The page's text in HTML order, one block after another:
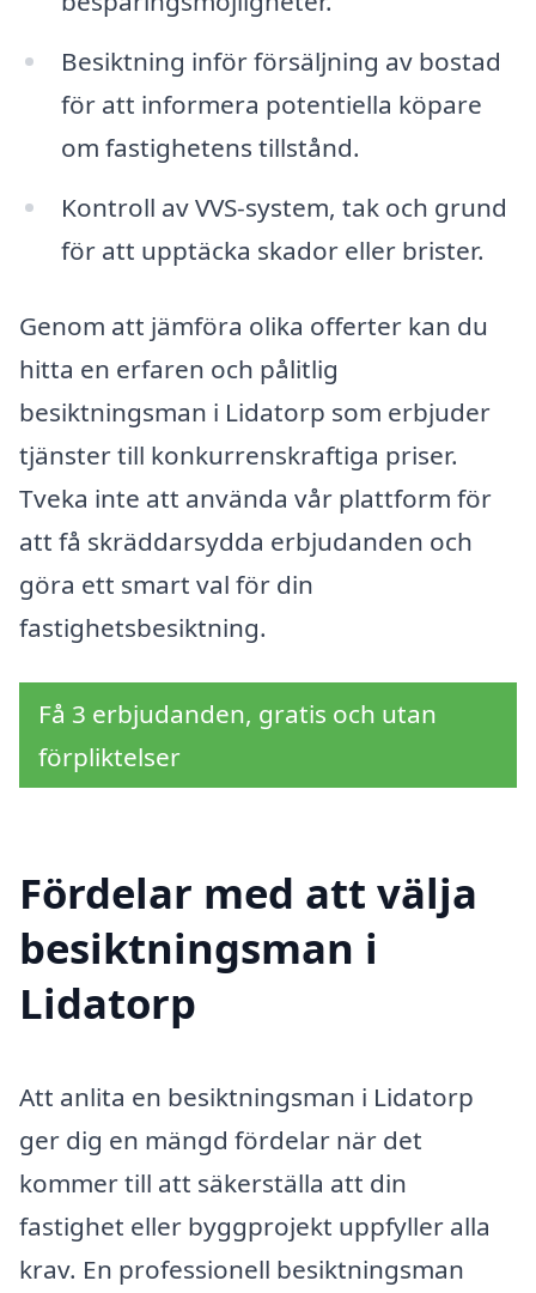
Besiktning inför försäljning av bostad
för att informera potentiella köpare
om fastighetens tillstånd.
Kontroll av VVS-system, tak och grund
för att upptäcka skador eller brister.
Genom att jämföra olika offerter kan du
hitta en erfaren och pålitlig
besiktningsman i Lidatorp som erbjuder
tjänster till konkurrenskraftiga priser.
Tveka inte att använda vår plattform för
att få skräddarsydda erbjudanden och
göra ett smart val för din
fastighetsbesiktning.
Få 3 erbjudanden, gratis och utan
förpliktelser
Fördelar med att välja
besiktningsman i
Lidatorp
Att anlita en besiktningsman i Lidatorp
ger dig en mängd fördelar när det
kommer till att säkerställa att din
fastighet eller byggprojekt uppfyller alla
krav. En professionell besiktningsman